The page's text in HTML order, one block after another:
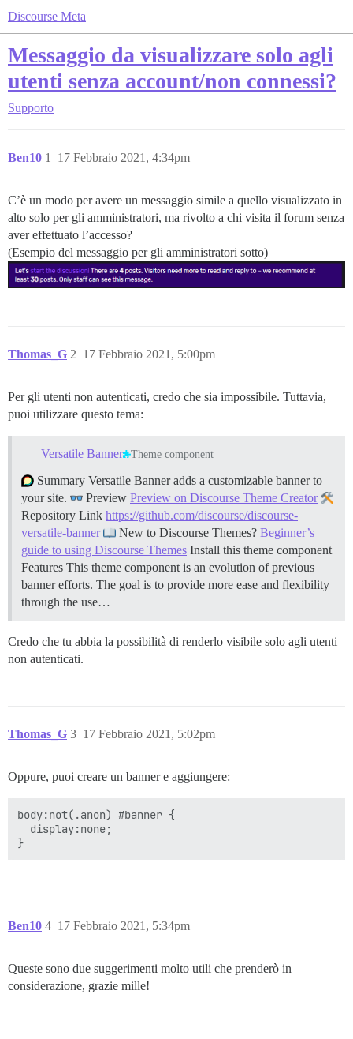
Discourse Meta
Messaggio da visualizzare solo agli
utenti senza account/non connessi?
Supporto
Ben10 17 Febbraio 2021, 4:34pm
1
C’è un modo per avere un messaggio simile a quello visualizzato in
alto solo per gli amministratori, ma rivolto a chi visita il forum senza
aver effettuato l’accesso?
(Esempio del messaggio per gli amministratori sotto)
Thomas_G 17 Febbraio 2021, 5:00pm
2
Per gli utenti non autenticati, credo che sia impossibile. Tuttavia,
puoi utilizzare questo tema:
Versatile Banner Theme component
Summary Versatile Banner adds a customizable banner to
your site.
Preview Preview on Discourse Theme Creator
Repository Link https://github.com/discourse/discourse-
versatile-banner
New to Discourse Themes? Beginner’s
guide to using Discourse Themes Install this theme component
Features This theme component is an evolution of previous
banner efforts. The goal is to provide more ease and flexibility
through the use…
Credo che tu abbia la possibilità di renderlo visibile solo agli utenti
non autenticati.
Thomas_G 17 Febbraio 2021, 5:02pm
3
Oppure, puoi creare un banner e aggiungere:
body:not(.anon) #banner {
  display:none;
Ben10 17 Febbraio 2021, 5:34pm
4
Queste sono due suggerimenti molto utili che prenderò in
considerazione, grazie mille!